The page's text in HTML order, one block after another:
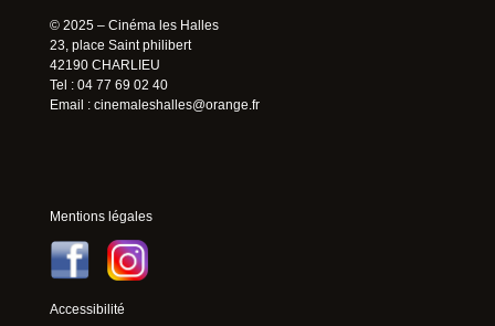
© 2025 – Cinéma les Halles
23, place Saint philibert
42190 CHARLIEU
Tel : 04 77 69 02 40
Email : cinemaleshalles@orange.fr
Mentions légales
Accessibilité